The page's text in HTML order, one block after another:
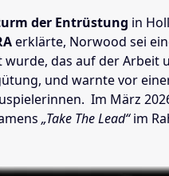
der Entrüstung in
erklärte, Norwood sei
das auf der Arbeit
und warnte vor
Im März
„Take The Lead“im